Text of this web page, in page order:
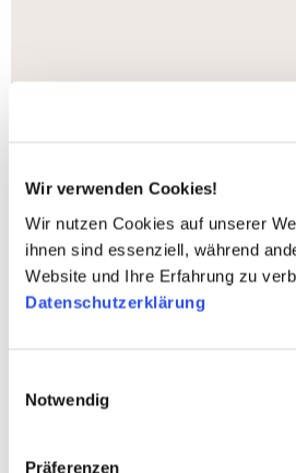
Wir verwenden Cookies!
Wir nutzen Cookies auf unserer
ihnen sind essenziell, während
Website und Ihre Erfahrung zu
Datenschutzerklärung
Notwendig
Präferenzen
Sie können sich jederzeit über den Link
care@care.at wieder abmelden.
Datenschutz finden Sie
hier
Social Media: echt,
Punkt!
✓ Authentizität statt